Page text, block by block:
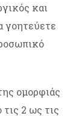
και
γοητεύετε
ομορφιάς
2 ως τις